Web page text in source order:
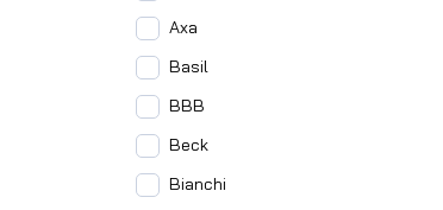
Axa
Basil
BBB
Beck
Bianchi